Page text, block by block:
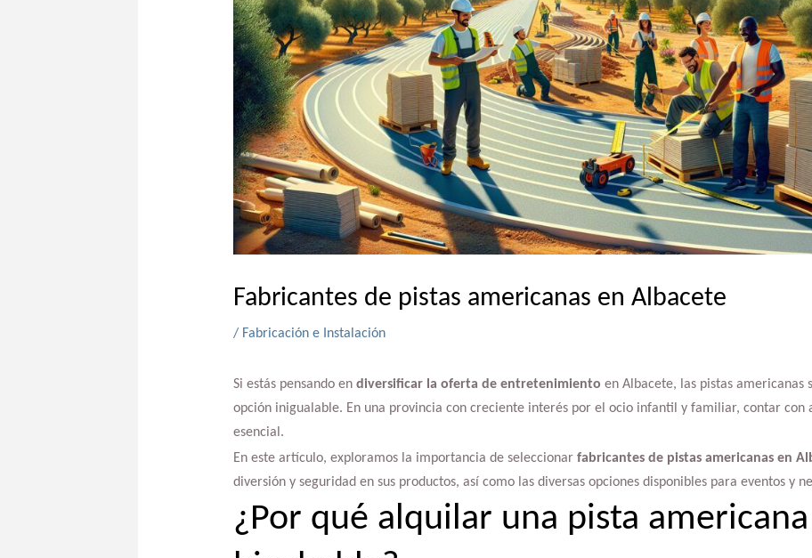
Fabricantes de pistas americanas en Albacete
/ Fabricación e Instalación
Si estás pensando en diversificar la oferta de entretenimiento en Albacete, las pistas americanas
opción inigualable. En una provincia con creciente interés por el ocio infantil y familiar, contar con
esencial.
En este artículo, exploramos la importancia de seleccionar fabricantes de pistas americanas en
diversión y seguridad en sus productos, así como las diversas opciones disponibles para eventos y
¿Por qué alquilar una pista americana